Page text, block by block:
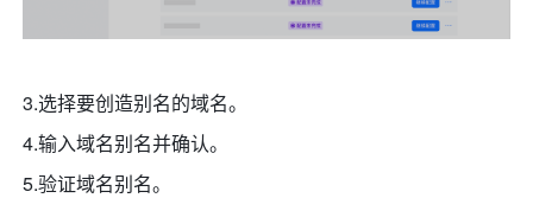
3.选择要创造别名的域名。
4.输入域名别名并确认。
5.验证域名别名。